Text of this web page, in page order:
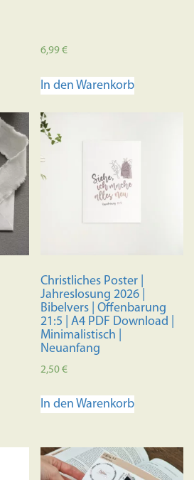
6,99€
In den Warenkorb
Christliches Poster |
Jahreslosung 2026 |
Bibelvers | Offenbarung
21:5 | A4 PDF Download |
Minimalistisch |
Neuanfang
2,50€
In den Warenkorb